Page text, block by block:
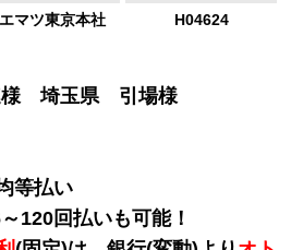
マツ東京本社
H04624
様 埼玉県 引場様
等払い
120回払いも可能！